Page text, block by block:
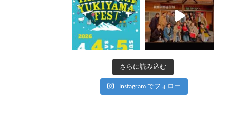
さらに読み込む
Instagram でフォロー